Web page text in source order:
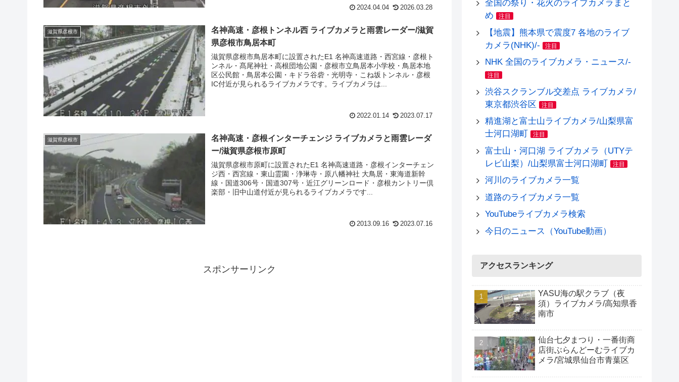
2024.04.04 2026.03.28
滋賀県彦根市
名神高速・彦根トンネル西 ライブカメラと雨雲レーダー/滋賀
県彦根市鳥居本町
滋賀県彦根市鳥居本町に設置されたE1 名神高速道路・西宮線・彦根ト
ンネル・髙尾神社・高根団地公園・彦根市立鳥居本小学校・鳥居本地
区公民館・鳥居本公園・キドラ谷砦・光明寺・こね坂トンネル・彦根
IC付近が見られるライブカメラです。ライブカメラは...
2022.01.14 2023.07.17
滋賀県彦根市
名神高速・彦根インターチェンジ ライブカメラと雨雲レーダ
ー/滋賀県彦根市原町
滋賀県彦根市原町に設置されたE1 名神高速道路・彦根インターチェン
ジ西・西宮線・東山霊園・浄琳寺・原八幡神社 大鳥居・東海道新幹
線・国道306号・国道307号・近江グリーンロード・彦根カントリー倶
楽部・旧中山道付近が見られるライブカメラです...
2013.09.16 2023.07.16
スポンサーリンク
全国の祭り・花火のライブカメラまと
め
注目
【地震】熊本県で震度7 各地のライブ
カメラ(NHK)/-
注目
NHK 全国のライブカメラ・ニュース/-
注目
渋谷スクランブル交差点 ライブカメラ/
東京都渋谷区
注目
精進湖と富士山ライブカメラ/山梨県富
士河口湖町
注目
富士山・河口湖 ライブカメラ（UTYテ
レビ山梨）/山梨県富士河口湖町
注目
河川のライブカメラ一覧
道路のライブカメラ一覧
YouTubeライブカメラ検索
今日のニュース（YouTube動画）
アクセスランキング
YASU海の駅クラブ（夜
須）ライブカメラ/高知県香
南市
仙台七夕まつり・一番街商
店街ぶらんどーむライブカ
メラ/宮城県仙台市青葉区